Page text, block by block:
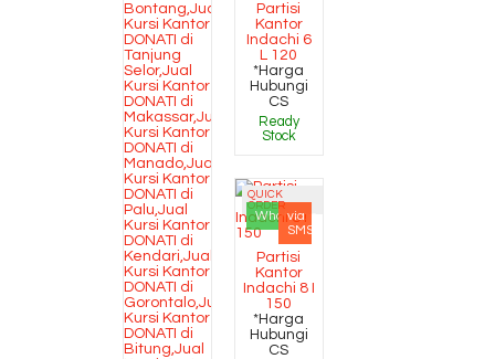
Partisi
Kantor
Indachi 6
L 120
*Harga
Hubungi
CS
Ready
Stock
QUICK
ORDER
Whatsapp
via
SMS
Partisi
Kantor
Indachi 8 I
150
*Harga
Hubungi
CS